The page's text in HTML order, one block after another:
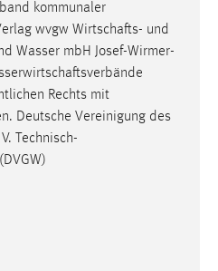
kommunaler
wvgw Wirtschafts- und
Wasser mbH Josef-Wirmer-
Rechts mit
Deutsche Vereinigung des
Technisch-